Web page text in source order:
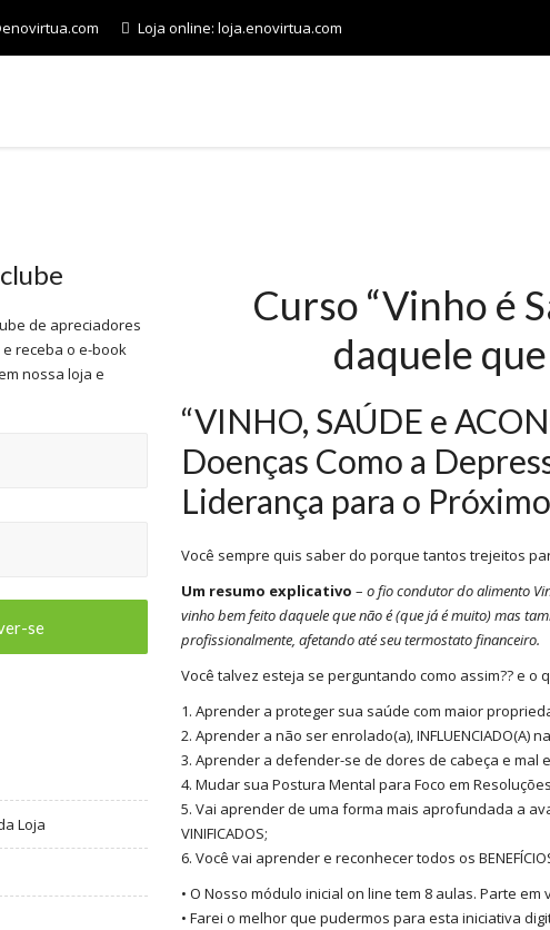
Loja online: loja.enovirtua.com
Curso “Vinho é
daquele que
“VINHO, SAÚDE e
Doenças Como a
Liderança para o
Você sempre quis saber do porque tantos trejeitos
Um resumo explicativo – o fio condutor do alimento
vinho bem feito daquele que não é (que já é muito) mas
profissionalmente, afetando até seu termostato financeiro.
Você talvez esteja se perguntando como assim?? e o
1. Aprender a proteger sua saúde com maior
2. Aprender a não ser enrolado(a), INFLUENCIADO(A)
3. Aprender a defender-se de dores de cabeça e mal
4. Mudar sua Postura Mental para Foco em
5. Vai aprender de uma forma mais aprofundada a
VINIFICADOS;
6. Você vai aprender e reconhecer todos os
• O Nosso módulo inicial on line tem 8 aulas. Parte
• Farei o melhor que pudermos para esta iniciativa
de apreciadores
receba o e-book
nossa loja e
Loja